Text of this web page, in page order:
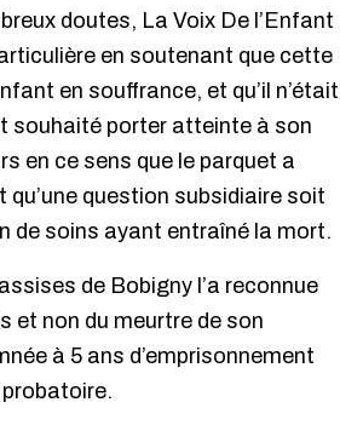
doutes, La Voix De l’Enfant
en soutenant que cette
en souffrance, et qu’il n’était
souhaité porter atteinte à son
en ce sens que le parquet a
qu’une question subsidiaire soit
de soins ayant entraîné la mort.
de Bobigny l’a reconnue
et non du meurtre de son
à 5 ans d’emprisonnement